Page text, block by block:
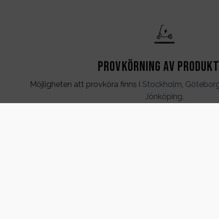
Provkörning av
Möjligheten att provköra finns i Stockholm
Jönköping.